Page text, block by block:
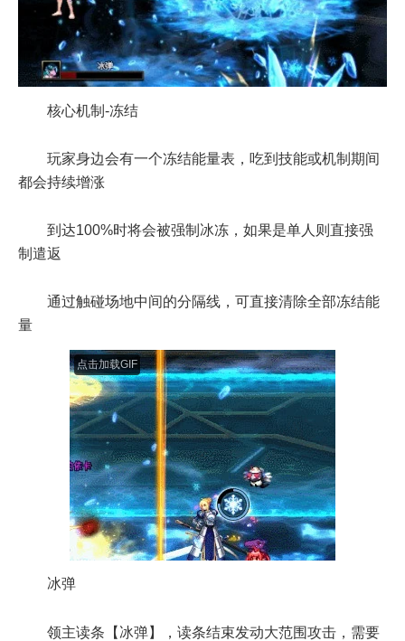
核心机制-冻结
玩家身边会有一个冻结能量表，吃到技能或机制期间
都会持续增涨
到达100%时将会被强制冰冻，如果是单人则直接强
制遣返
通过触碰场地中间的分隔线，可直接清除全部冻结能
量
点击加载GIF
冰弹
领主读条【冰弹】，读条结束发动大范围攻击，需要